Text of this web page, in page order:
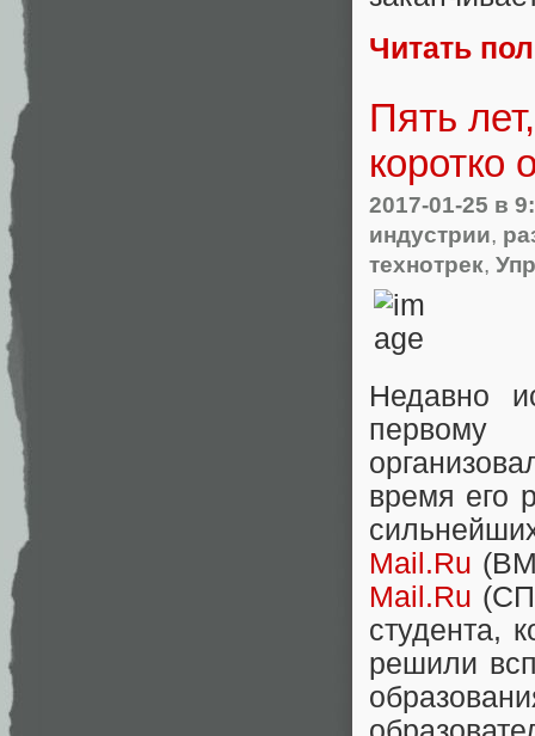
Читать
Пять
коротко
2017-01-25 в
индустрии,
технотрек,
Недавно
первому
время его
Mail.Ru
Mail.Ru
студента,
решили